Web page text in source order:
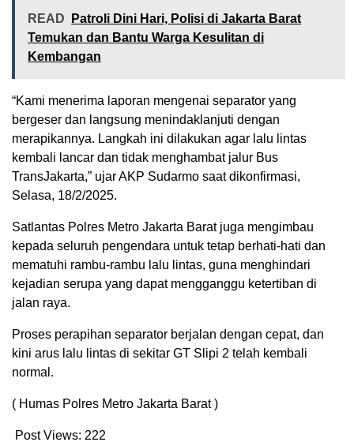
READ
Patroli Dini Hari, Polisi di Jakarta Barat
Temukan dan Bantu Warga Kesulitan di
Kembangan
“Kami menerima laporan mengenai separator yang
bergeser dan langsung menindaklanjuti dengan
merapikannya. Langkah ini dilakukan agar lalu lintas
kembali lancar dan tidak menghambat jalur Bus
TransJakarta,” ujar AKP Sudarmo saat dikonfirmasi,
Selasa, 18/2/2025.
Satlantas Polres Metro Jakarta Barat juga mengimbau
kepada seluruh pengendara untuk tetap berhati-hati dan
mematuhi rambu-rambu lalu lintas, guna menghindari
kejadian serupa yang dapat mengganggu ketertiban di
jalan raya.
Proses perapihan separator berjalan dengan cepat, dan
kini arus lalu lintas di sekitar GT Slipi 2 telah kembali
normal.
( Humas Polres Metro Jakarta Barat )
Post Views: 222